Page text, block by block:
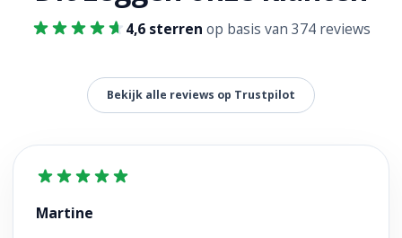
4,6 sterren op basis van 374 reviews
Bekijk alle reviews op Trustpilot
Martine